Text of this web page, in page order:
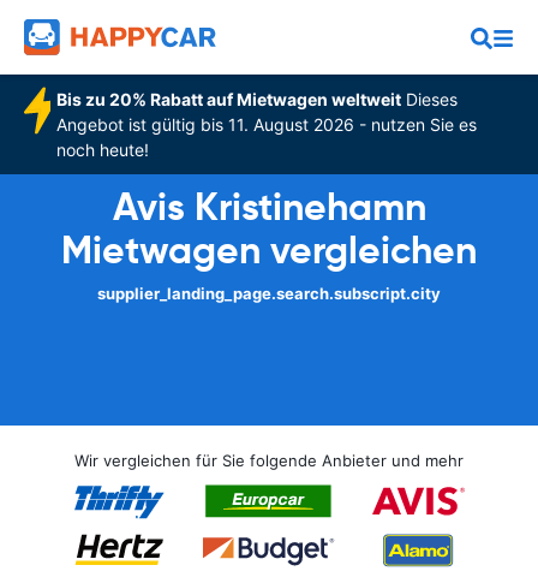
Bis zu 20% Rabatt auf Mietwagen weltweitDieses
Angebot ist gültig bis 11. August 2026 - nutzen Sie es
noch heute!
Avis Kristinehamn
Mietwagen vergleichen
supplier_landing_page.search.subscript.city
Wir vergleichen für Sie folgende Anbieter und mehr